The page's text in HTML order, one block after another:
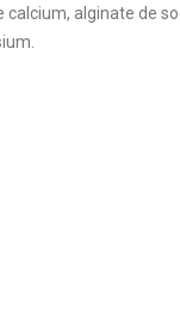
calcium, alginate de